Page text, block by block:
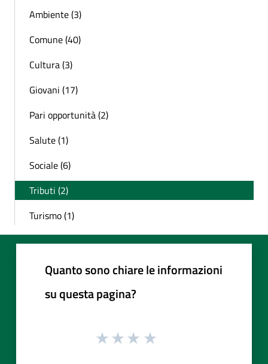
Ambiente (3)
Comune (40)
Cultura (3)
Giovani (17)
Pari opportunità (2)
Salute (1)
Sociale (6)
Tributi (2)
Turismo (1)
Quanto sono chiare le informazioni
su questa pagina?